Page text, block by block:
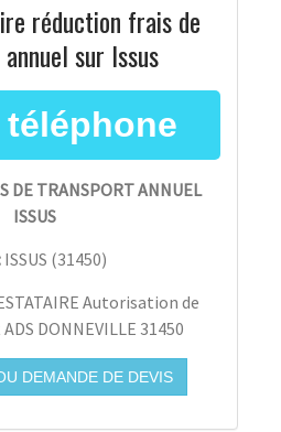
réduction frais de
sur Issus
DE TRANSPORT ANNUEL
ISSUS
ISSUS (31450)
Autorisation de
DONNEVILLE 31450
DEMANDE DE DEVIS